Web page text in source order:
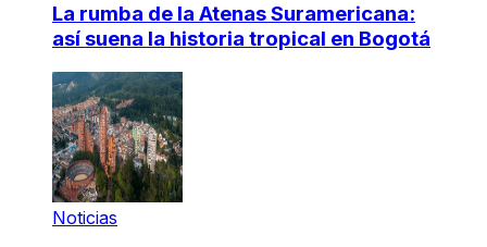
La rumba de la Atenas Suramericana:
así suena la historia tropical en Bogotá
Noticias